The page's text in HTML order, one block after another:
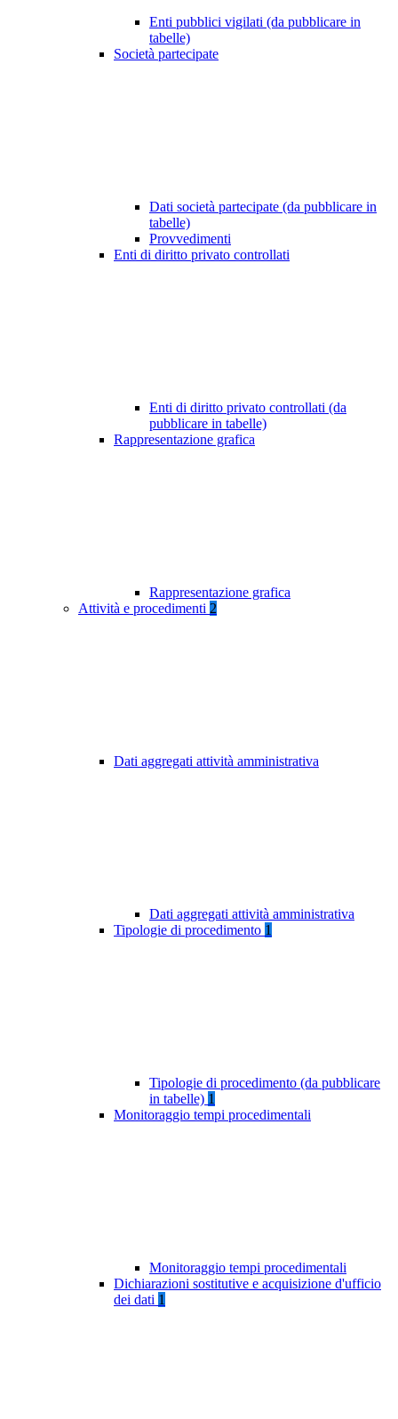
Enti pubblici vigilati (da pubblicare in
tabelle)
Società partecipate
Dati società partecipate (da pubblicare in
tabelle)
Provvedimenti
Enti di diritto privato controllati
Enti di diritto privato controllati (da
pubblicare in tabelle)
Rappresentazione grafica
Rappresentazione grafica
Attività e procedimenti 2
Dati aggregati attività amministrativa
Dati aggregati attività amministrativa
Tipologie di procedimento 1
Tipologie di procedimento (da pubblicare
in tabelle) 1
Monitoraggio tempi procedimentali
Monitoraggio tempi procedimentali
Dichiarazioni sostitutive e acquisizione d'ufficio
dei dati 1